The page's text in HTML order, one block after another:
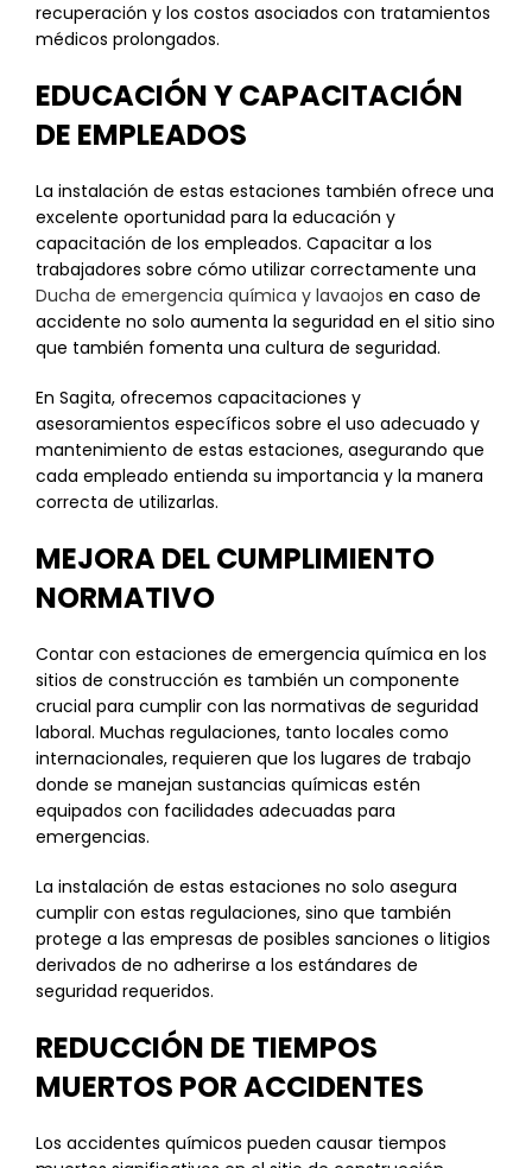
recuperación y los costos asociados con tratamientos
médicos prolongados.
EDUCACIÓN Y CAPACITACIÓN
DE EMPLEADOS
La instalación de estas estaciones también ofrece una
excelente oportunidad para la educación y
capacitación de los empleados. Capacitar a los
trabajadores sobre cómo utilizar correctamente una
Ducha de emergencia química y lavaojos en caso de
accidente no solo aumenta la seguridad en el sitio sino
que también fomenta una cultura de seguridad.
En Sagita, ofrecemos capacitaciones y
asesoramientos específicos sobre el uso adecuado y
mantenimiento de estas estaciones, asegurando que
cada empleado entienda su importancia y la manera
correcta de utilizarlas.
MEJORA DEL CUMPLIMIENTO
NORMATIVO
Contar con estaciones de emergencia química en los
sitios de construcción es también un componente
crucial para cumplir con las normativas de seguridad
laboral. Muchas regulaciones, tanto locales como
internacionales, requieren que los lugares de trabajo
donde se manejan sustancias químicas estén
equipados con facilidades adecuadas para
emergencias.
La instalación de estas estaciones no solo asegura
cumplir con estas regulaciones, sino que también
protege a las empresas de posibles sanciones o litigios
derivados de no adherirse a los estándares de
seguridad requeridos.
REDUCCIÓN DE TIEMPOS
MUERTOS POR ACCIDENTES
Los accidentes químicos pueden causar tiempos